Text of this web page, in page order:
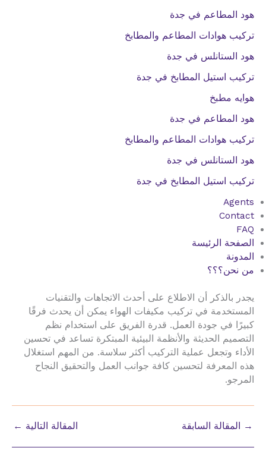
هود المطاعم في جدة
تركيب هوادات المطاعم والمطابخ
هود الستانلس في جدة
تركيب استيل المطابخ في جدة
هوايه مطبخ
هود المطاعم في جدة
تركيب هوادات المطاعم والمطابخ
هود الستانلس في جدة
تركيب استيل المطابخ في جدة
Agents
Contact
FAQ
الصفحة الرئيسة
المدونة
من نحن؟؟؟
يجدر بالذكر أن الاطلاع على أحدث الاتجاهات والتقنيات
المستخدمة في تركيب مكيفات الهواء يمكن أن يحدث فرقًا
كبيرًا في جودة العمل. قدرة الفريق على استخدام نظم
التصميم الحديثة والأنظمة البيئية المبتكرة تساعد في تحسين
الأداء وتجعل عملية التركيب أكثر سلاسة. من المهم استغلال
هذه المعرفة لتحسين كافة جوانب العمل والتحقيق النجاح
المرجو.
→ المقالة السابقة المقالة التالية ←